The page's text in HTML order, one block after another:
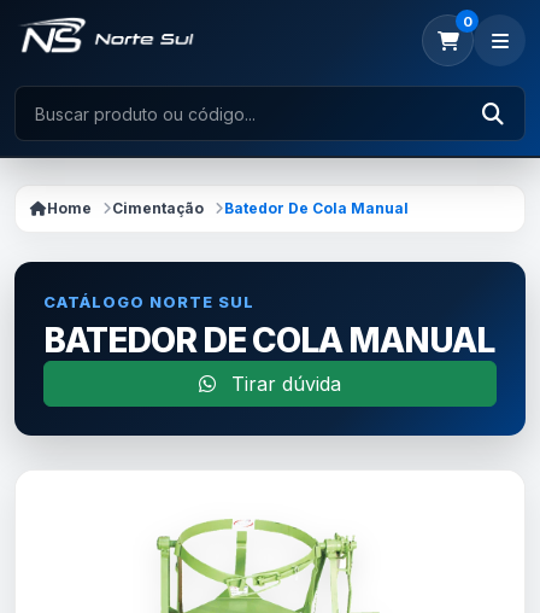
0
Home Cimentação Batedor De Cola Manual
CATÁLOGO NORTE SUL
BATEDOR DE COLA MANUAL
Tirar dúvida